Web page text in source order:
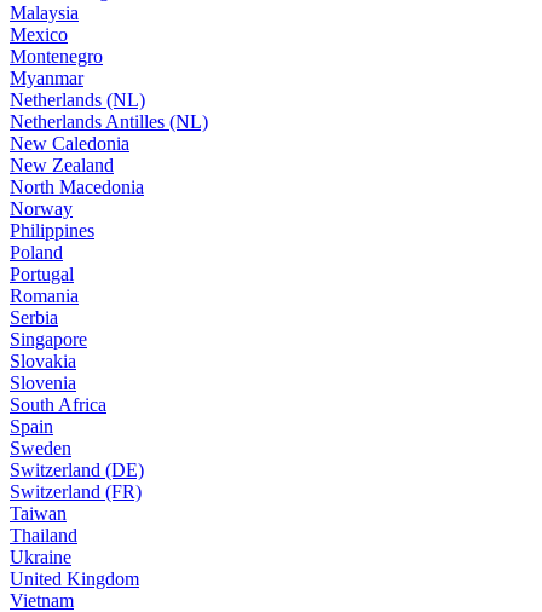
Malaysia
Mexico
Montenegro
Myanmar
Netherlands (NL)
Netherlands Antilles (NL)
New Caledonia
New Zealand
North Macedonia
Norway
Philippines
Poland
Portugal
Romania
Serbia
Singapore
Slovakia
Slovenia
South Africa
Spain
Sweden
Switzerland (DE)
Switzerland (FR)
Taiwan
Thailand
Ukraine
United Kingdom
Vietnam